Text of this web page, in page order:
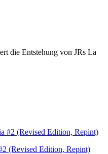
die Entstehung von JRs La
(Revised Edition, Repint)